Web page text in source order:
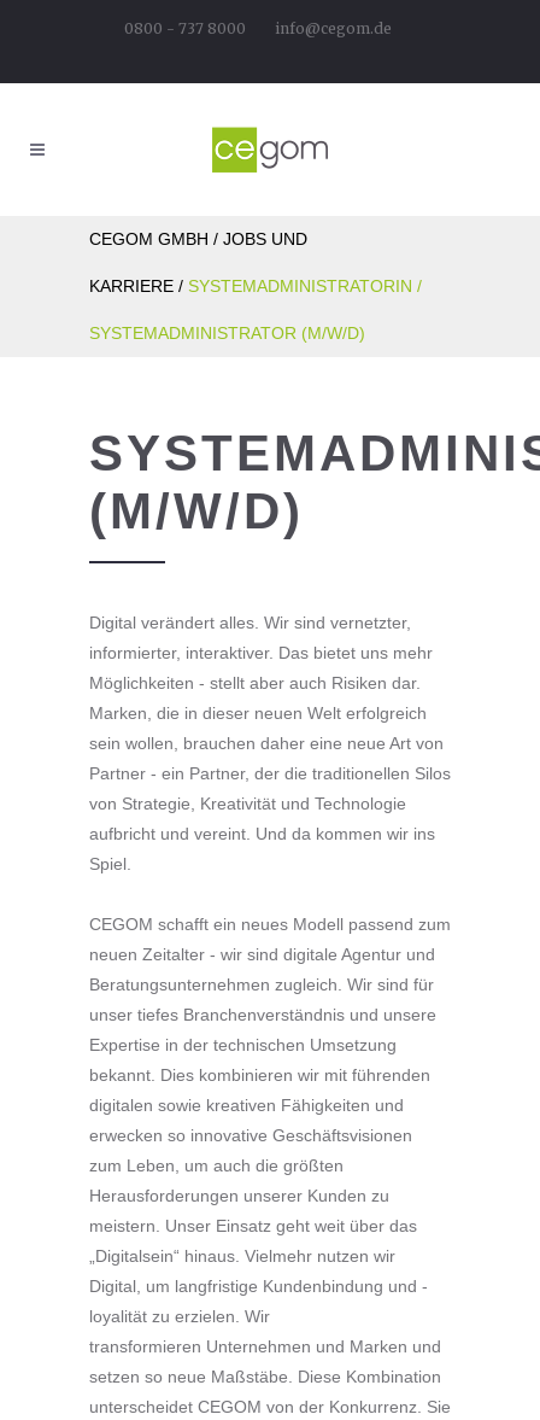
0800 - 737 8000 info@cegom.de
CEGOM GMBH / JOBS UND
KARRIERE / SYSTEMADMINISTRATORIN /
SYSTEMADMINISTRATOR (M/W/D)
(M/W/D)
Digital verändert alles. Wir sind vernetzter,
informierter, interaktiver. Das bietet uns mehr
Möglichkeiten ‑ stellt aber auch Risiken dar.
Marken, die in dieser neuen Welt erfolgreich
sein wollen, brauchen daher eine neue Art von
Partner ‑ ein Partner, der die traditionellen Silos
von Strategie, Kreativität und Technologie
aufbricht und vereint. Und da kommen wir ins
Spiel.
CEGOM schafft ein neues Modell passend zum
neuen Zeitalter ‑ wir sind digitale Agentur und
Beratungsunternehmen zugleich. Wir sind für
unser tiefes Branchenverständnis und unsere
Expertise in der technischen Umsetzung
bekannt. Dies kombinieren wir mit führenden
digitalen sowie kreativen Fähigkeiten und
erwecken so innovative Geschäftsvisionen
zum Leben, um auch die größten
Herausforderungen unserer Kunden zu
meistern. Unser Einsatz geht weit über das
„Digitalsein“ hinaus. Vielmehr nutzen wir
Digital, um langfristige Kundenbindung und -
loyalität zu erzielen. Wir
transformieren Unternehmen und Marken und
setzen so neue Maßstäbe. Diese Kombination
unterscheidet CEGOM von der Konkurrenz. Sie